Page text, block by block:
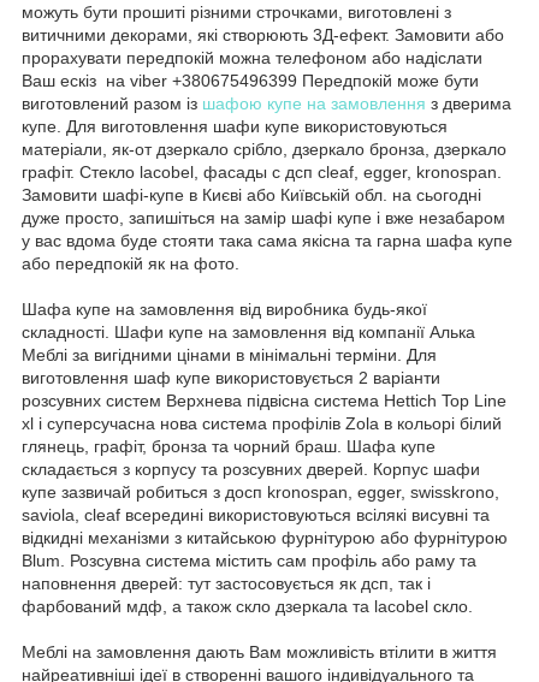
можуть бути прошиті різними строчками, виготовлені з
витичними декорами, які створюють 3Д-ефект. Замовити або
прорахувати передпокій можна телефоном або надіслати
Ваш ескіз на viber +380675496399 Передпокій може бути
виготовлений разом із шафою купе на замовлення з дверима
купе. Для виготовлення шафи купе використовуються
матеріали, як-от дзеркало срібло, дзеркало бронза, дзеркало
графіт. Стекло lacobel, фасады с дсп cleaf, egger, kronospan.
Замовити шафі-купе в Києві або Київській обл. на сьогодні
дуже просто, запишіться на замір шафі купе і вже незабаром
у вас вдома буде стояти така сама якісна та гарна шафа купе
або передпокій як на фото.
Шафа купе на замовлення від виробника будь-якої
складності. Шафи купе на замовлення від компанії Алька
Меблі за вигідними цінами в мінімальні терміни. Для
виготовлення шаф купе використовується 2 варіанти
розсувних систем Верхнева підвісна система Hettich Top Line
xl і суперсучасна нова система профілів Zola в кольорі білий
глянець, графіт, бронза та чорний браш. Шафа купе
складається з корпусу та розсувних дверей. Корпус шафи
купе зазвичай робиться з досп kronospan, egger, swisskrono,
saviola, cleaf всередині використовуються всілякі висувні та
відкидні механізми з китайською фурнітурою або фурнітурою
Blum. Розсувна система містить сам профіль або раму та
наповнення дверей: тут застосовується як дсп, так і
фарбований мдф, а також скло дзеркала та lacobel скло.
Меблі на замовлення дають Вам можливість втілити в життя
найреативніші ідеї в створенні вашого індивідуального та